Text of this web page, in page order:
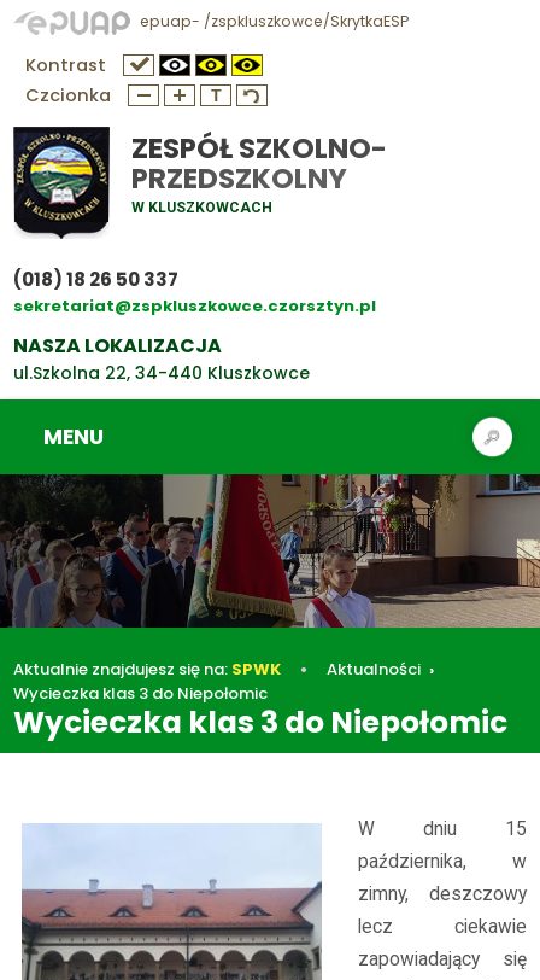
epuap- /zspkluszkowce/SkrytkaESP
Kontrast
Czcionka
ZESPÓŁ SZKOLNO-
PRZEDSZKOLNY
W KLUSZKOWCACH
(018) 18 26 50 337
sekretariat@zspkluszkowce.czorsztyn.pl
NASZA LOKALIZACJA
ul.Szkolna 22, 34-440 Kluszkowce
Aktualnie znajdujesz się na: SPWK
Aktualności
Wycieczka klas 3 do Niepołomic
Wycieczka klas 3 do Niepołomic
MENU
W dniu 15
października, w
zimny, deszczowy
lecz ciekawie
zapowiadający się